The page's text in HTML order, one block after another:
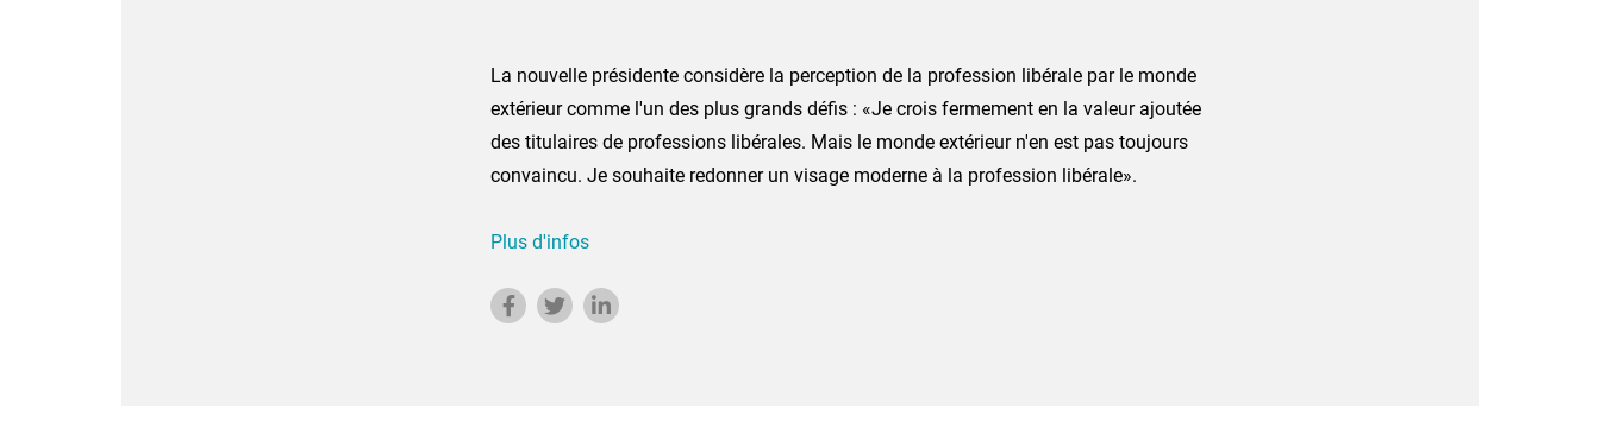
La nouvelle présidente considère la perception de la profession libérale par le monde
extérieur comme l'un des plus grands défis : «Je crois fermement en la valeur ajoutée
des titulaires de professions libérales. Mais le monde extérieur n'en est pas toujours
convaincu. Je souhaite redonner un visage moderne à la profession libérale».
Plus d'infos